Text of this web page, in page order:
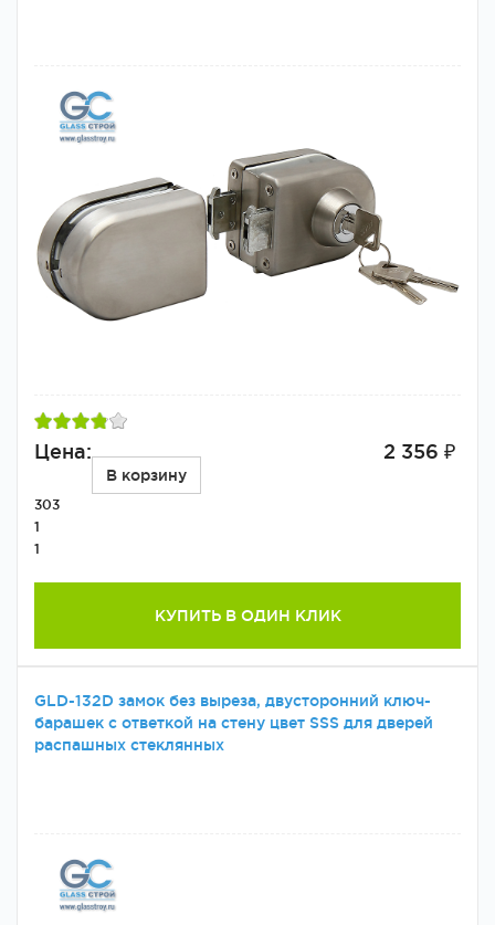
Цена: 2 356 ₽
В корзину
303
1
1
КУПИТЬ В ОДИН КЛИК
GLD-132D замок без выреза, двусторонний ключ-
барашек с ответкой на стену цвет SSS для дверей
распашных стеклянных